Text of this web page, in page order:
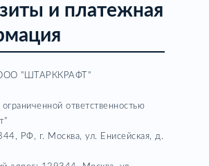
и платежная
ООО "ШТАРККРАФТ"
ответственностью
РФ, г. Москва, ул. Енисейская, д.